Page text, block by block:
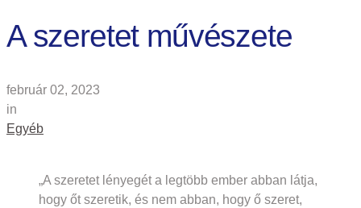
A szeretet művészete
február 02, 2023
in
Egyéb
„A szeretet lényegét a legtöbb ember abban látja,
hogy őt szeretik, és nem abban, hogy ő szeret,